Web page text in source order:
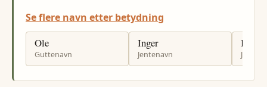
Se flere navn etter betydning
Ole
Guttenavn
Inger
Jentenavn
Ingrid